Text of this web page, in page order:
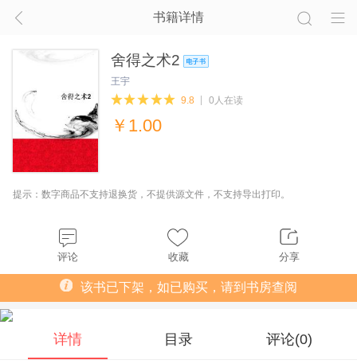
书籍详情
舍得之术2
王宇
9.8
0人在读
￥ 1.00
提示：数字商品不支持退换货，不提供源文件，不支持导出打印。
评论 收藏 分享
该书已下架，如已购买，请到书房查阅
详情 目录 评论(0)